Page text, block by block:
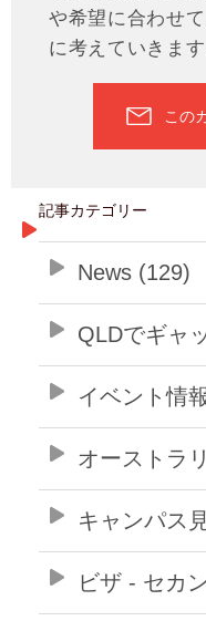
や希望に合わせ
に考えていきます
この
記事カテゴリー
News (129)
QLDでギャ
イベント情
オーストラ
キャンパス
ビザ - セカ